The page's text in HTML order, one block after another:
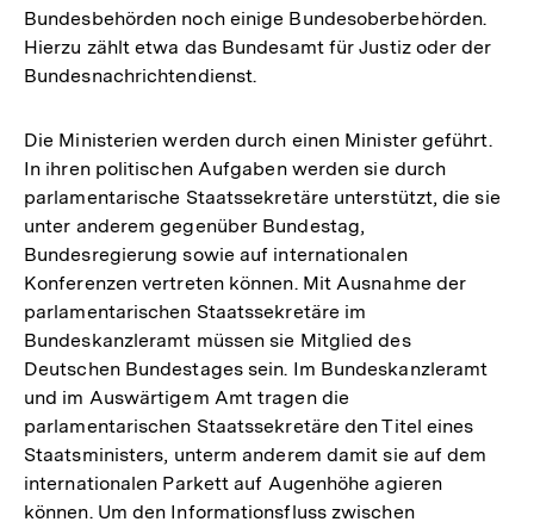
Bundesbehörden noch einige Bundesoberbehörden.
Hierzu zählt etwa das Bundesamt für Justiz oder der
Bundesnachrichtendienst.
Die Ministerien werden durch einen Minister geführt.
In ihren politischen Aufgaben werden sie durch
parlamentarische Staatssekretäre unterstützt, die sie
unter anderem gegenüber Bundestag,
Bundesregierung sowie auf internationalen
Konferenzen vertreten können. Mit Ausnahme der
parlamentarischen Staatssekretäre im
Bundeskanzleramt müssen sie Mitglied des
Deutschen Bundestages sein. Im Bundeskanzleramt
und im Auswärtigem Amt tragen die
parlamentarischen Staatssekretäre den Titel eines
Staatsministers, unterm anderem damit sie auf dem
internationalen Parkett auf Augenhöhe agieren
können. Um den Informationsfluss zwischen